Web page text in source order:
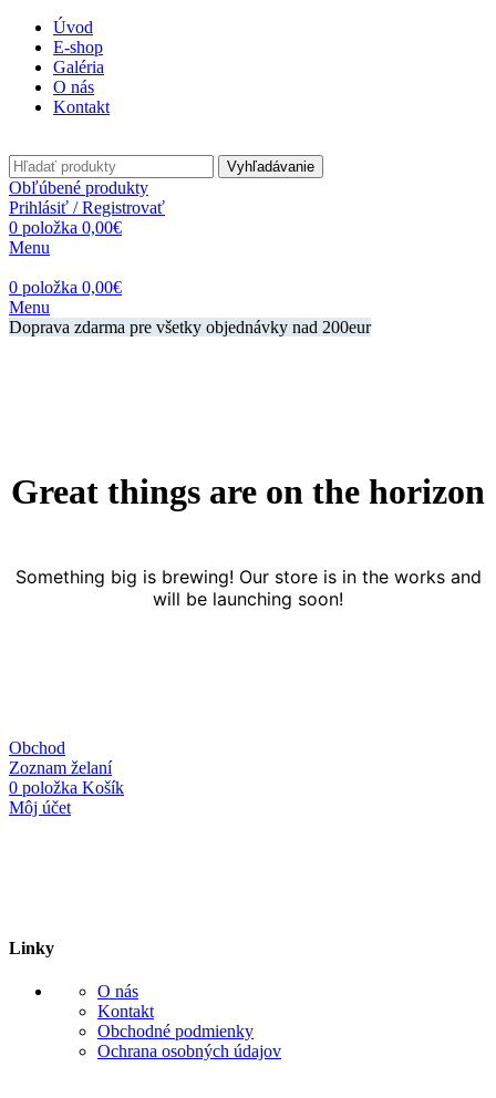
Úvod
E-shop
Galéria
O nás
Kontakt
Vyhľadávanie
Obľúbené produkty
Prihlásiť / Registrovať
0 položka 0,00€
Menu
0 položka 0,00€
Menu
Doprava zdarma pre všetky objednávky nad 200eur
Great things are on the horizon
Something big is brewing! Our store is in the works and
will be launching soon!
Obchod
Zoznam želaní
0 položka Košík
Môj účet
Linky
O nás
Kontakt
Obchodné podmienky
Ochrana osobných údajov